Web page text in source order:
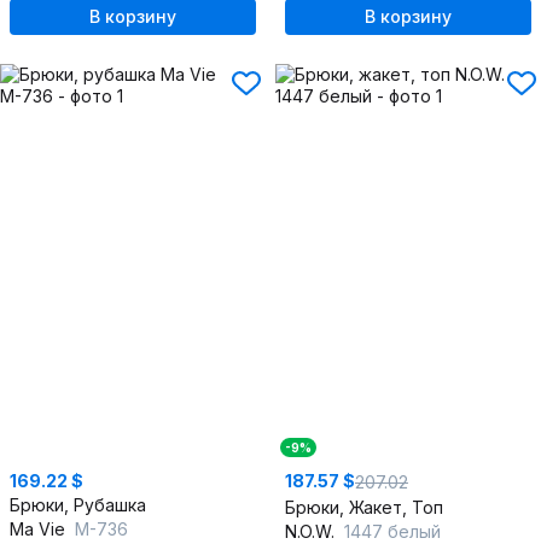
В корзину В корзину
169.22 $
Брюки, Рубашка
Ma Vie М-736
-9%
187.57 $207.02
Брюки, Жакет, Топ
N.O.W. 1447 белый